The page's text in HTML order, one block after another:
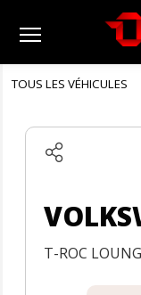
TOUS LES VÉHICULES
T-ROC